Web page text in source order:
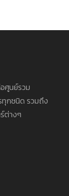
ศูนย์รวม
ทุกชนิด รวมถึง
ต่างๆ